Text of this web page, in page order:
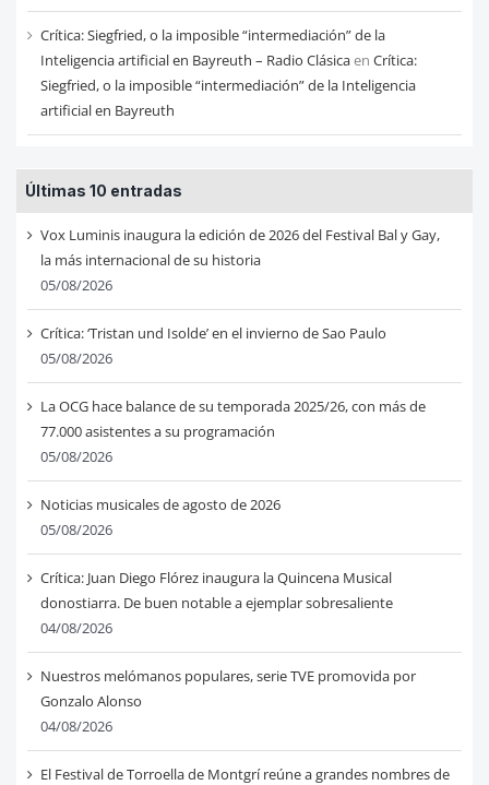
Crítica: Siegfried, o la imposible “intermediación” de la
Inteligencia artificial en Bayreuth – Radio Clásicaen Crítica:
Siegfried, o la imposible “intermediación” de la Inteligencia
artificial en Bayreuth
Últimas 10 entradas
Vox Luminis inaugura la edición de 2026 del Festival Bal y Gay,
la más internacional de su historia
05/08/2026
Crítica: ‘Tristan und Isolde’ en el invierno de Sao Paulo
05/08/2026
La OCG hace balance de su temporada 2025/26, con más de
77.000 asistentes a su programación
05/08/2026
Noticias musicales de agosto de 2026
05/08/2026
Crítica: Juan Diego Flórez inaugura la Quincena Musical
donostiarra. De buen notable a ejemplar sobresaliente
04/08/2026
Nuestros melómanos populares, serie TVE promovida por
Gonzalo Alonso
04/08/2026
El Festival de Torroella de Montgrí reúne a grandes nombres de